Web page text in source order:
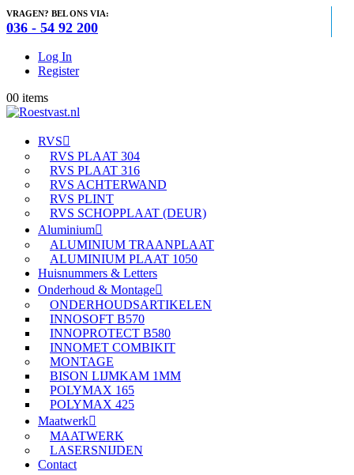
VRAGEN? BEL ONS VIA:
036 - 54 92 200
Log In
Register
00 items
RVS
RVS PLAAT 304
RVS PLAAT 316
RVS ACHTERWAND
RVS PLINT
RVS SCHOPPLAAT (DEUR)
Aluminium
ALUMINIUM TRAANPLAAT
ALUMINIUM PLAAT 1050
Huisnummers & Letters
Onderhoud & Montage
ONDERHOUDSARTIKELEN
INNOSOFT B570
INNOPROTECT B580
INNOMET COMBIKIT
MONTAGE
BISON LIJMKAM 1MM
POLYMAX 165
POLYMAX 425
Maatwerk
MAATWERK
LASERSNIJDEN
Contact